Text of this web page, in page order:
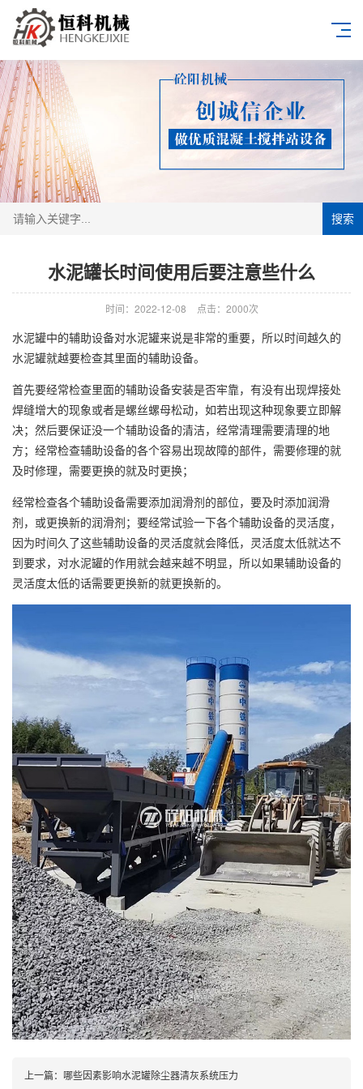
搜索
水泥罐长时间使用后要注意些什么
时间：2022-12-08 点击：2000次
水泥罐中的辅助设备对水泥罐来说是非常的重要，所以时间越久的
水泥罐就越要检查其里面的辅助设备。
首先要经常检查里面的辅助设备安装是否牢靠，有没有出现焊接处
焊缝增大的现象或者是螺丝螺母松动，如若出现这种现象要立即解
决；然后要保证没一个辅助设备的清洁，经常清理需要清理的地
方；经常检查辅助设备的各个容易出现故障的部件，需要修理的就
及时修理，需要更换的就及时更换；
经常检查各个辅助设备需要添加润滑剂的部位，要及时添加润滑
剂，或更换新的润滑剂；要经常试验一下各个辅助设备的灵活度，
因为时间久了这些辅助设备的灵活度就会降低，灵活度太低就达不
到要求，对水泥罐的作用就会越来越不明显，所以如果辅助设备的
灵活度太低的话需要更换新的就更换新的。
上一篇： 哪些因素影响水泥罐除尘器清灰系统压力